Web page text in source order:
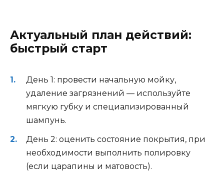
Актуальный план действий:
быстрый старт
День 1: провести начальную мойку,
удаление загрязнений — используйте
мягкую губку и специализированный
шампунь.
День 2: оценить состояние покрытия, при
необходимости выполнить полировку
(если царапины и матовость).